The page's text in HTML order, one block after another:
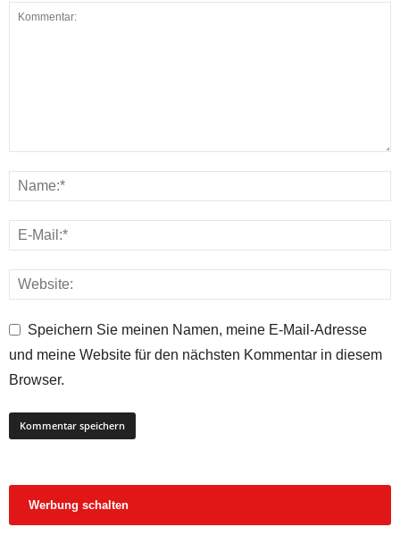
Speichern Sie meinen Namen, meine E-Mail-Adresse
und meine Website für den nächsten Kommentar in diesem
Browser.
Werbung schalten